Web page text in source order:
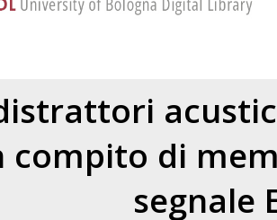
compito di
segnale